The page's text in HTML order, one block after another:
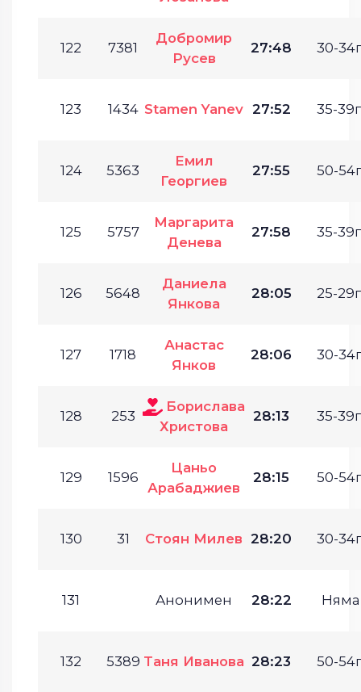
122 7381
Добромир
Русев
27:48 30-
123 1434 Stamen Yanev 27:52 35-
124 5363
Емил
Георгиев
27:55 50-
125 5757
Маргарита
Денева
27:58 35-
126 5648
Даниела
Янкова
28:05 25-
127 1718
Анастас
Янков
28:06 30-
128 253
Борислава
Христова
28:13 35-
129 1596
Цаньо
Арабаджиев
28:15 50-
130 31 Стоян Милев 28:20 30-
131 Анонимен 28:22 Няма
132 5389 Таня Иванова 28:23 50-